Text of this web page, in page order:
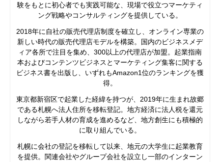
験をもとに初心者でも実践可能な、現場で役立つマーケティ
ング戦略やコンサルティングを提供している。
2018年に自社の販売代理店制度を確立し、オンライン専業の
新しい時代の販売代理店モデルを構築。国内のビジネスメデ
ィア各所で注目を集め、300以上の代理店が加盟。起業指南
本およびコンテンツビジネスとマーケティング集客に関する
ビジネス書を出版し、いずれもAmazon1位のランキングを獲
得。
東京都新宿区で起業した経緯を持つが、2019年に生まれ故郷
である札幌へ法人住所を移転登記。地方経済に法人税を還元
しながら若手人材の育成を進めるなど、地方創生にも積極的
に取り組んでいる。
札幌に会社の登記を移転して以来、地元の大学生に起業教育
を提供。関連会社やグループ会社を設立し一部のインターン